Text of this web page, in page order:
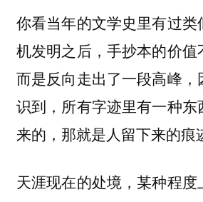
你看当年的文学史里有过类
机发明之后，手抄本的价值
而是反向走出了一段高峰，
识到，所有字迹里有一种东
来的，那就是人留下来的痕
天涯现在的处境，某种程